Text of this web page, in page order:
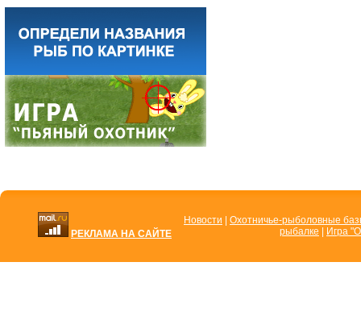
РЕКЛАМА НА САЙТЕ
Новости
Охотничье-рыболовные
рыбалке
Игра